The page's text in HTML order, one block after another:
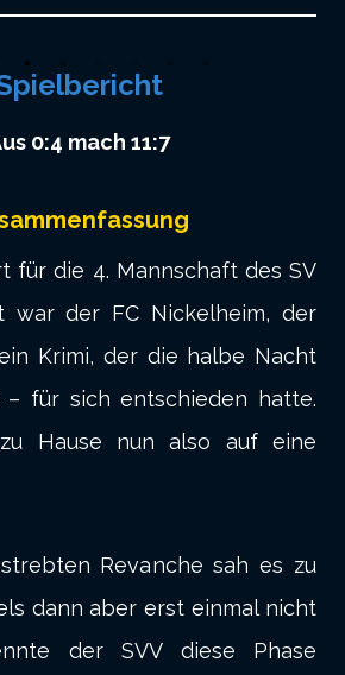
0:4 mach 11:7
für die 4. Mannschaft des SV
war der FC Nickelheim, der
Krimi, der die halbe Nacht
für sich entschieden hatte.
Hause nun also auf eine
Revanche sah es zu
dann aber erst einmal nicht
der SVV diese Phase